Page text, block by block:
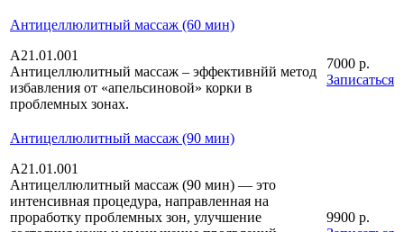
Антицеллюлитный массаж (60 мин)
A21.01.001
Антицеллюлитный массаж – эффективнйй метод
избавления от «апельсиновой» корки в
проблемных зонах.
7000 р.
Записаться
Антицеллюлитный массаж (90 мин)
A21.01.001
Антицеллюлитный массаж (90 мин) — это
интенсивная процедура, направленная на
проработку проблемных зон, улучшение
9900 р.